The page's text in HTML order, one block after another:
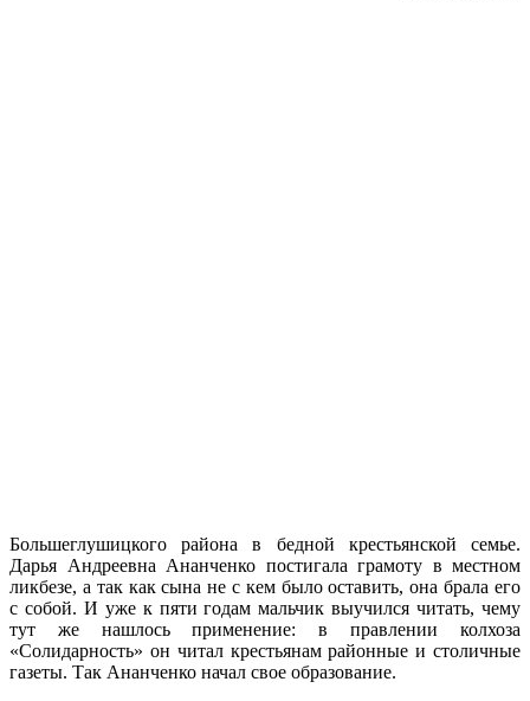
Большеглушицкого района в бедной крестьянской семье.
Дарья Андреевна Ананченко постигала грамоту в местном
ликбезе, а так как сына не с кем было оставить, она брала его
с собой. И уже к пяти годам мальчик выучился читать, чему
тут же нашлось применение: в правлении колхоза
«Солидарность» он читал крестьянам районные и столичные
газеты. Так Ананченко начал свое образование.